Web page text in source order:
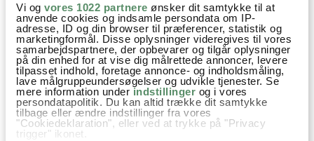
Vi og vores 1022 partnere ønsker dit samtykke til at
anvende cookies og indsamle persondata om IP-
adresse, ID og din browser til præferencer, statistik og
marketingformål. Disse oplysninger videregives til vores
samarbejdspartnere, der opbevarer og tilgår oplysninger
på din enhed for at vise dig målrettede annoncer, levere
tilpasset indhold, foretage annonce- og indholdsmåling,
lave målgruppeundersøgelser og udvikle tjenester. Se
mere information underindstillinger og i vores
persondatapolitik. Du kan altid trække dit samtykke
tilbage eller ændre indstillinger fra vores
"Cookiedeklaration", eller ved at trykke på "Privacy
trigger" ikonet.
Hej,
Jeg er nysgerrig på dine mange opskrifter på granola. Jeg
har dog ikke kunnet finde dem i nogen af de 4 af dine
opskriftsbøger, jeg ejer. Er opskrifterne mon udgivet i dine
bøger, eller er de blot online?
Tak for hjælpen :)
Mvh. Helene.